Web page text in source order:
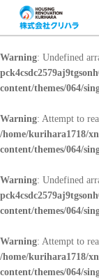
Warning: Undefined
content/themes/064/
Warning: Attempt to
/home/kurihara1718/
content/themes/064/
Warning: Undefined
content/themes/064/
Warning: Attempt to
/home/kurihara1718/
content/themes/064/